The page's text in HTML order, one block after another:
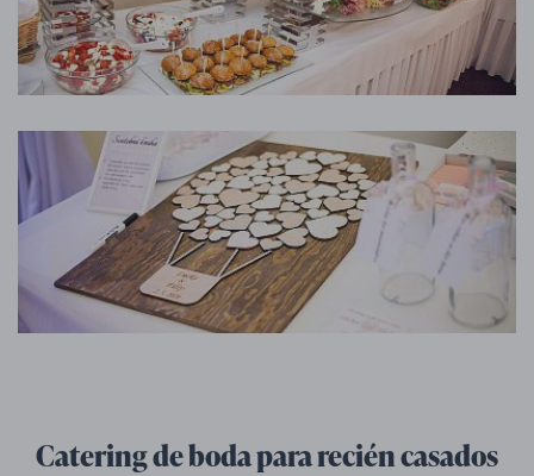
Catering de boda para recién casados